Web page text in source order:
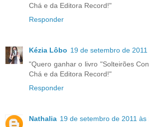
Chá e da Editora Record!"
Responder
Kézia Lôbo 19 de setembro de 2011
"Quero ganhar o livro "Solteirões
Chá e da Editora Record!"
Responder
Nathalia 19 de setembro de 2011 às